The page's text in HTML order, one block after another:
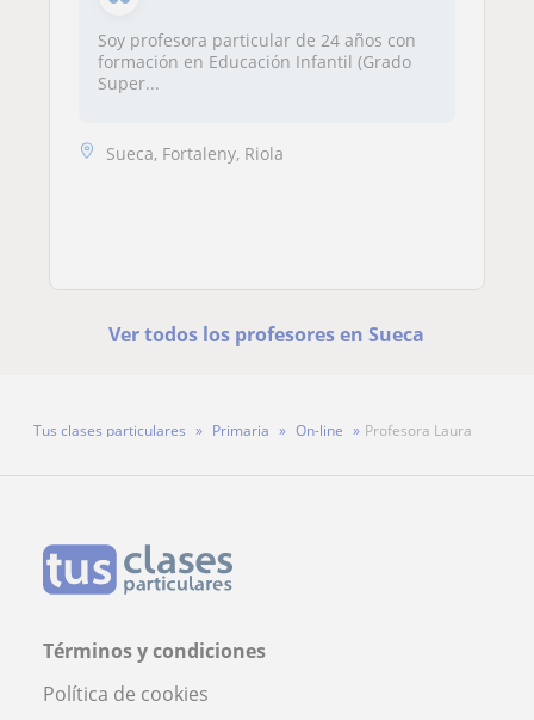
Soy profesora particular de 24 años con
formación en Educación Infantil (Grado
Super...
Sueca, Fortaleny, Riola
Ver todos los profesores en Sueca
Tus clases particulares Primaria On-line Profesora Laura
Términos y condiciones
Política de cookies